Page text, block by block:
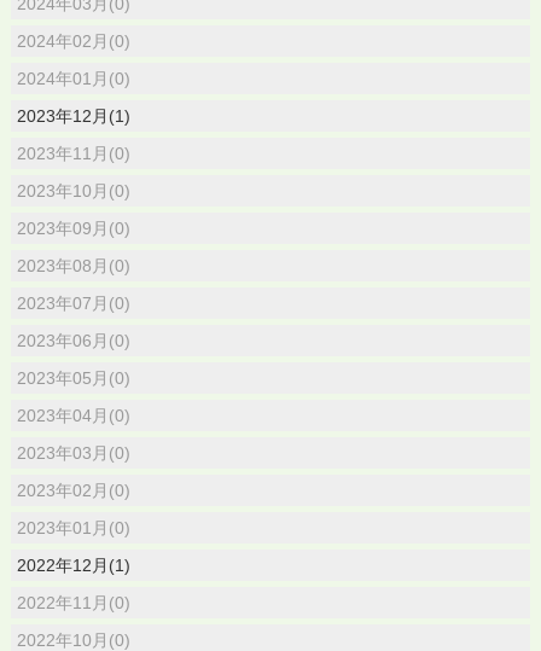
2024年02月(0)
2024年01月(0)
2023年12月(1)
2023年11月(0)
2023年10月(0)
2023年09月(0)
2023年08月(0)
2023年07月(0)
2023年06月(0)
2023年05月(0)
2023年04月(0)
2023年03月(0)
2023年02月(0)
2023年01月(0)
2022年12月(1)
2022年11月(0)
2022年10月(0)